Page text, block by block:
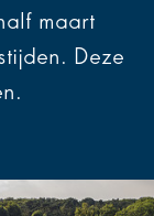
maart
Deze